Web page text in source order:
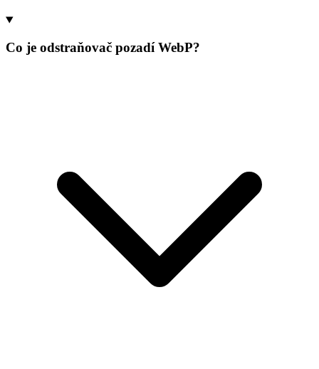
Co je odstraňovač pozadí WebP?